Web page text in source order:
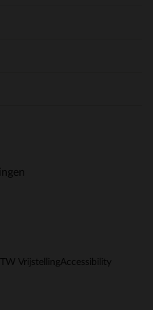
VrijstellingAccessibility